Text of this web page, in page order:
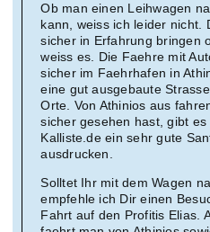
Ob man einen Leihwagen
kann, weiss ich leider nicht.
sicher in Erfahrung bringen
weiss es. Die Faehre mit
sicher im Faehrhafen in
eine gut ausgebaute
Orte. Von Athinios aus
sicher gesehen hast, gibt
Kalliste.de ein sehr gute
ausdrucken.
Solltet Ihr mit dem Wagen
empfehle ich Dir einen
Fahrt auf den Profitis Elias.